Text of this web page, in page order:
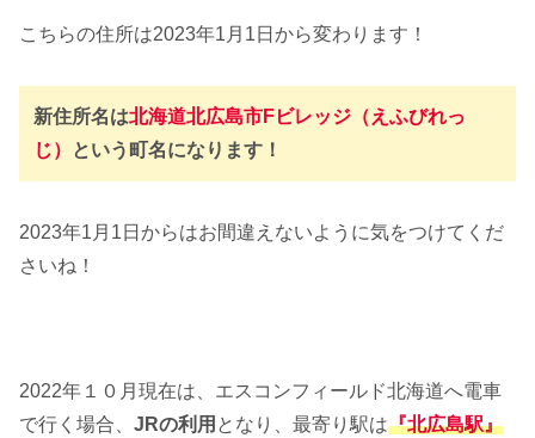
こちらの住所は2023年1月1日から変わります！
新住所名は北海道北広島市Fビレッジ（えふびれっ
じ）
という町名になります！
2023年1月1日からはお間違えないように気をつけてくだ
さいね！
2022年１０月現在は、エスコンフィールド北海道へ電車
で行く場合、 JRの利用 となり、最寄り駅は『北広島駅』